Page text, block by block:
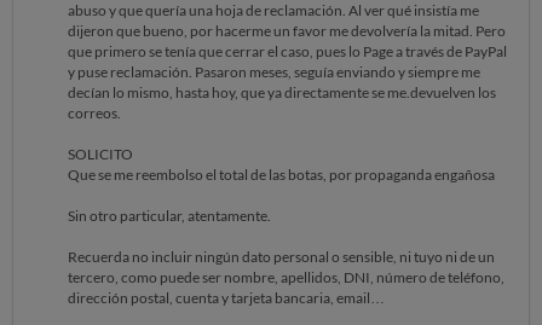
abuso y que quería una hoja de reclamación. Al ver qué insistía me
dijeron que bueno, por hacerme un favor me devolvería la mitad. Pero
que primero se tenía que cerrar el caso, pues lo Page a través de PayPal
y puse reclamación. Pasaron meses, seguía enviando y siempre me
decían lo mismo, hasta hoy, que ya directamente se me.devuelven los
correos.
SOLICITO
Que se me reembolso el total de las botas, por propaganda engañosa
Sin otro particular, atentamente.
Recuerda no incluir ningún dato personal o sensible, ni tuyo ni de un
tercero, como puede ser nombre, apellidos, DNI, número de teléfono,
dirección postal, cuenta y tarjeta bancaria, email…